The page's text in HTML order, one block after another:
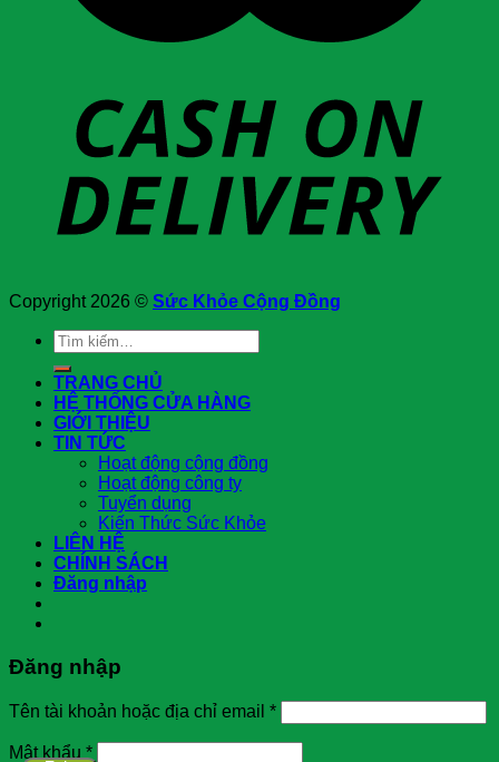
Copyright 2026 © Sức Khỏe Cộng Đồng
Tìm
kiếm:
TRANG CHỦ
HỆ THỐNG CỬA HÀNG
GIỚI THIỆU
TIN TỨC
Hoạt động cộng đồng
Hoạt động công ty
Tuyển dụng
Kiến Thức Sức Khỏe
LIÊN HỆ
CHÍNH SÁCH
Đăng nhập
Đăng nhập
Tên tài khoản hoặc địa chỉ email *
Mật khẩu *